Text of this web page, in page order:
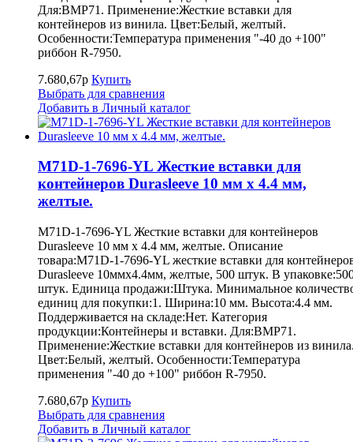
Для:BMP71. Применение:Жесткие вставки для
контейнеров из винила. Цвет:Белый, желтый.
Особенности:Температура применения "-40 до +100"
риббон R-7950.
7.680,67р Купить
Выбрать для сравнения
Добавить в Личный каталог
M71D-1-7696-YL Жесткие вставки для
контейнеров Durasleeve 10 мм х 4.4 мм,
желтые.
M71D-1-7696-YL Жесткие вставки для контейнеров
Durasleeve 10 мм х 4.4 мм, желтые. Описание
товара:M71D-1-7696-YL жесткие вставки для
Durasleeve 10ммх4.4мм, желтые, 500 штук. В
штук. Единица продажи:Штука. Минимальное
единиц для покупки:1. Ширина:10 мм. Высота:4.4 мм.
Поддерживается на складе:Нет. Категория
продукции:Контейнеры и вставки. Для:BMP71.
Применение:Жесткие вставки для контейнеров из
Цвет:Белый, желтый. Особенности:Температура
применения "-40 до +100" риббон R-7950.
7.680,67р Купить
Выбрать для сравнения
Добавить в Личный каталог